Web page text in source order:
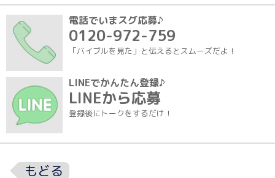
電話でいまスグ応募♪
0120-972-759
「バイブルを見た」と伝えるとスムーズだよ！
LINEでかんたん登録♪
LINEから応募
登録後にトークをするだけ！
もどる